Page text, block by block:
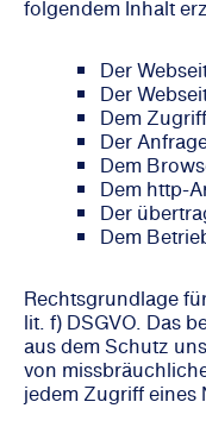
folgendem Inhalt
Der
Der
Dem
Der
Dem
Dem http-
Der
Dem
Rechtsgrundlage
lit. f) DSGVO. Das
aus dem Schutz
von
jedem Zugriff eines